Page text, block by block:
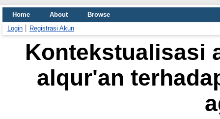
Home About
Browse
Login
Registrasi Akun
Kontekstualisasi
alqur'an